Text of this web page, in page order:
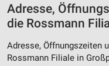
Adresse,
die Rossmann
Adresse, Öffnungszeiten
Rossmann Filiale in